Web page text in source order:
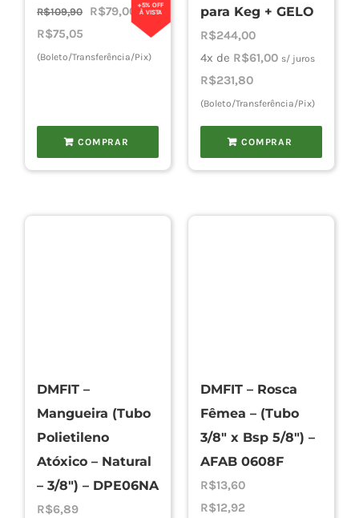
+5% OFF
À VISTA
R$109,90
O
original
R$79,00 O
preço
atual
R$75,05
(Boleto/Transferência/Pix)
COMPRAR
para Keg + GELO
R$244,00
4x de R$61,00 s/ juros
R$231,80
(Boleto/Transferência/Pix)
COMPRAR
DMFIT –
Mangueira (Tubo
Polietileno
Atóxico – Natural
– 3/8″) – DPE06NA
R$6,89
DMFIT – Rosca
Fêmea – (Tubo
3/8″ x Bsp 5/8″) –
AFAB 0608F
R$13,60
R$12,92